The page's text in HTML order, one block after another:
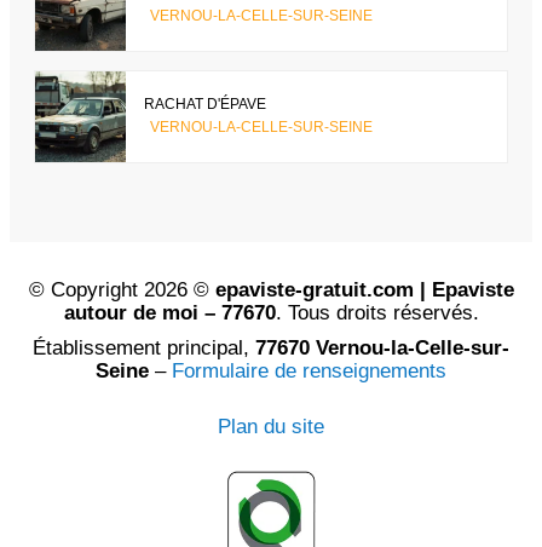
VERNOU-LA-CELLE-SUR-SEINE
RACHAT D'ÉPAVE
VERNOU-LA-CELLE-SUR-SEINE
© Copyright 2026 © epaviste-gratuit.com | Epaviste
autour de moi – 77670. Tous droits réservés.
Établissement principal, 77670 Vernou-la-Celle-sur-
Seine – Formulaire de renseignements
Plan du site